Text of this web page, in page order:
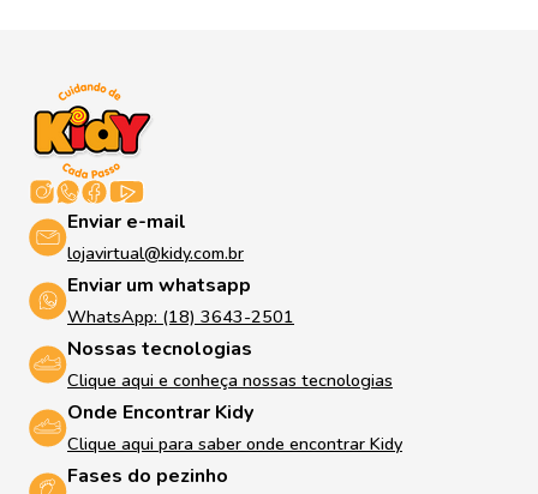
Enviar e-mail
lojavirtual@kidy.com.br
Enviar um whatsapp
WhatsApp: (18) 3643-2501
Nossas tecnologias
Clique aqui e conheça nossas tecnologias
Onde Encontrar Kidy
Clique aqui para saber onde encontrar Kidy
Fases do pezinho